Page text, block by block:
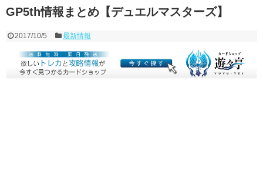
GP5th情報まとめ【デュエルマスターズ】
2017/10/5 最新情報